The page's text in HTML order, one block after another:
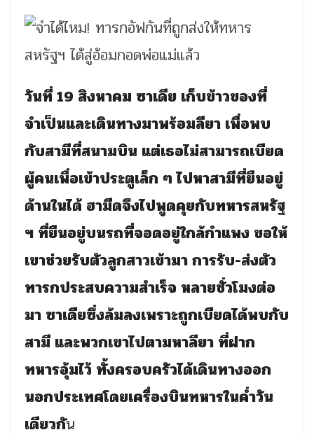
วันที่ 19 สิงหาคม ซาเดีย เก็บข้าวของที่
จำเป็นและเดินทางมาพร้อมลียา เพื่อพบ
กับสามีที่สนามบิน แต่เธอไม่สามารถเบียด
ผู้คนเพื่อเข้าประตูเล็ก ๆ ไปหาสามีที่ยืนอยู่
ด้านในได้ ฮามีดจึงไปพูดคุยกับทหารสหรัฐ
ฯ ที่ยืนอยู่บนรถที่จอดอยู่ใกล้กำแพง ขอให้
เขาช่วยรับตัวลูกสาวเข้ามา การรับ-ส่งตัว
ทารกประสบความสำเร็จ หลายชั่วโมงต่อ
มา ซาเดียซึ่งล้มลงเพราะถูกเบียดได้พบกับ
สามี และพวกเขาไปตามหาลียา ที่ฝาก
ทหารอุ้มไว้ ทั้งครอบครัวได้เดินทางออก
นอกประเทศโดยเครื่องบินทหารในค่ำวัน
เดียวกัน